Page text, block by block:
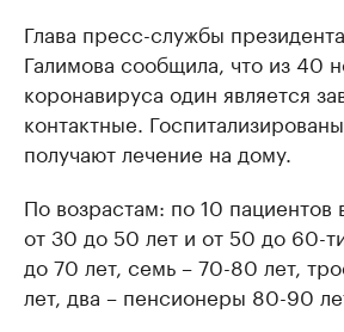
Глава пресс-службы
Галимова сообщила, что из 40
коронавируса один является
контактные.
получают лечение на дому.
По возрастам: по 10 пациентов
от 30 до 50 лет и от 50 до 60-
до 70 лет, семь – 70-80 лет,
лет, два – пенсионеры 80-90